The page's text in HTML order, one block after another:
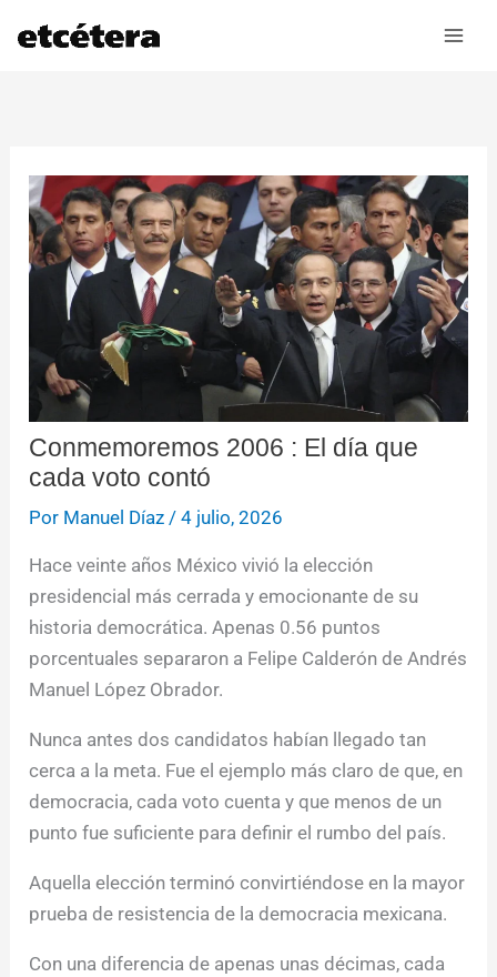
Conmemoremos 2006 : El día que
cada voto contó
Por Manuel Díaz /4 julio, 2026
Hace veinte años México vivió la elección
presidencial más cerrada y emocionante de su
historia democrática. Apenas 0.56 puntos
porcentuales separaron a Felipe Calderón de Andrés
Manuel López Obrador.
Nunca antes dos candidatos habían llegado tan
cerca a la meta. Fue el ejemplo más claro de que, en
democracia, cada voto cuenta y que menos de un
punto fue suficiente para definir el rumbo del país.
Aquella elección terminó convirtiéndose en la mayor
prueba de resistencia de la democracia mexicana.
Con una diferencia de apenas unas décimas, cada